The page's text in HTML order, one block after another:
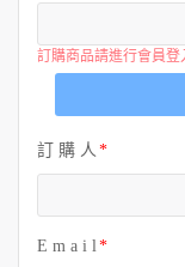
訂購商品請進行會員登
訂 購 人
E m a i l